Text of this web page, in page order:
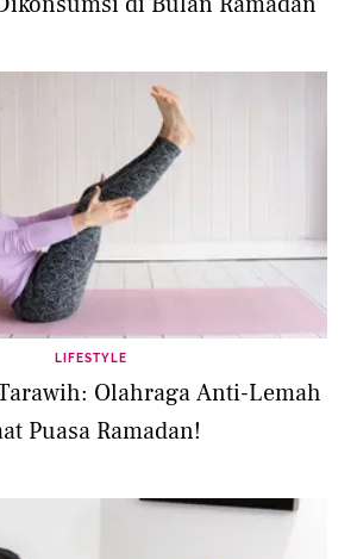
LIFESTYLE
Olahraga Anti-Lemah
Puasa Ramadan!